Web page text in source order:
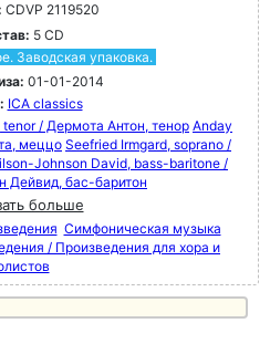
CDVP 2119520
5 CD
Заводская упаковка.
01-01-2014
ICA classics
tenor / Дермота Антон, тенор Anday
меццо Seefried Irmgard, soprano /
Johnson David, bass-baritone /
Дейвид, бас-баритон
больше
Симфоническая музыка
/ Произведения для хора и